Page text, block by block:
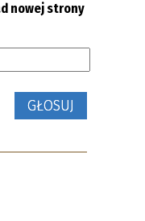
nowej strony